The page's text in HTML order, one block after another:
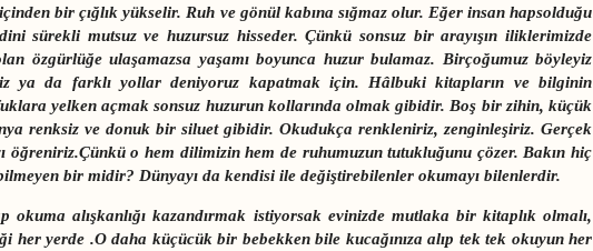
bir çığlık yükselir. Ruh ve gönül kabına sığmaz olur. Eğer insan hapsolduğu
sürekli mutsuz ve huzursuz hisseder. Çünkü sonsuz bir arayışın iliklerimizde
özgürlüğe ulaşamazsa yaşamı boyunca huzur bulamaz. Birçoğumuz böyleyiz
ya da farklı yollar deniyoruz kapatmak için. Hâlbuki kitapların ve bilginin
yelken açmak sonsuz huzurun kollarında olmak gibidir. Boş bir zihin, küçük
renksiz ve donuk bir siluet gibidir. Okudukça renkleniriz, zenginleşiriz. Gerçek
öğreniriz.Çünkü o hem dilimizin hem de ruhumuzun tutukluğunu çözer. Bakın hiç
bir midir? Dünyayı da kendisi ile değiştirebilenler okumayı bilenlerdir.
okuma alışkanlığı kazandırmak istiyorsak evinizde mutlaka bir kitaplık olmalı,
her yerde .O daha küçücük bir bebekken bile kucağınıza alıp tek tek okuyun her